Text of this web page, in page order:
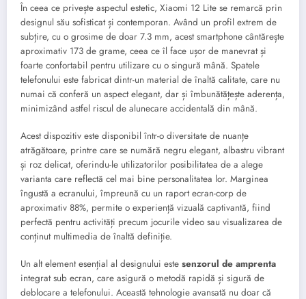
În ceea ce privește aspectul estetic, Xiaomi 12 Lite se remarcă prin
designul său sofisticat și contemporan. Având un profil extrem de
subțire, cu o grosime de doar 7.3 mm, acest smartphone cântărește
aproximativ 173 de grame, ceea ce îl face ușor de manevrat și
foarte confortabil pentru utilizare cu o singură mână. Spatele
telefonului este fabricat dintr-un material de înaltă calitate, care nu
numai că conferă un aspect elegant, dar și îmbunătățește aderența,
minimizând astfel riscul de alunecare accidentală din mână.
Acest dispozitiv este disponibil într-o diversitate de nuanțe
atrăgătoare, printre care se numără negru elegant, albastru vibrant
și roz delicat, oferindu-le utilizatorilor posibilitatea de a alege
varianta care reflectă cel mai bine personalitatea lor. Marginea
îngustă a ecranului, împreună cu un raport ecran-corp de
aproximativ 88%, permite o experiență vizuală captivantă, fiind
perfectă pentru activități precum jocurile video sau visualizarea de
conținut multimedia de înaltă definiție.
Un alt element esențial al designului este senzorul de amprenta
integrat sub ecran, care asigură o metodă rapidă și sigură de
deblocare a telefonului. Această tehnologie avansată nu doar că